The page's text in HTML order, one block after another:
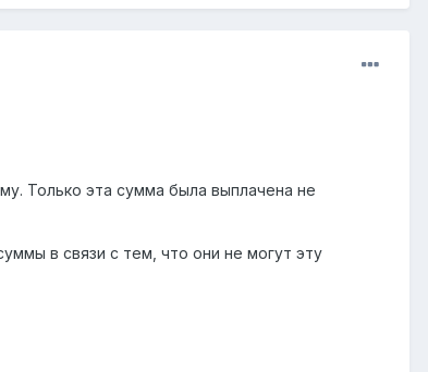
Только эта сумма была выплачена не
в связи с тем, что они не могут эту